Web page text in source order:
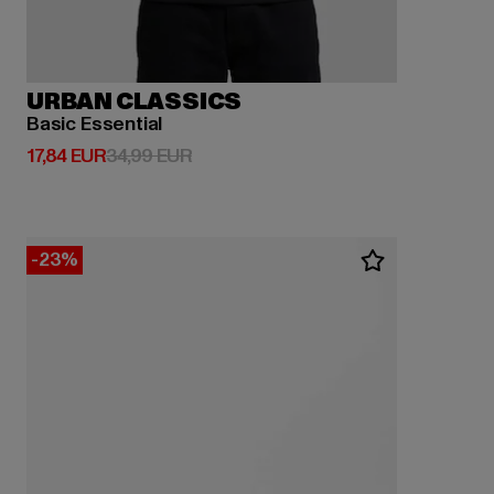
URBAN CLASSICS
Basic Essential
17,84 EUR
Derzeitiger Preis: 17,84 EUR
34,99 EURAktionspreis: 34,99 EUR
-23%